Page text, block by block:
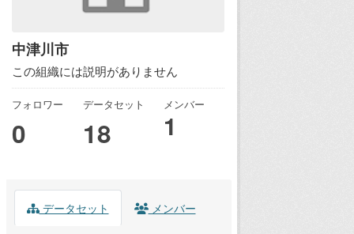
中津川市
この組織には説明がありません
フォロワー
0
データセット
18
メンバー
1
データセット メンバー